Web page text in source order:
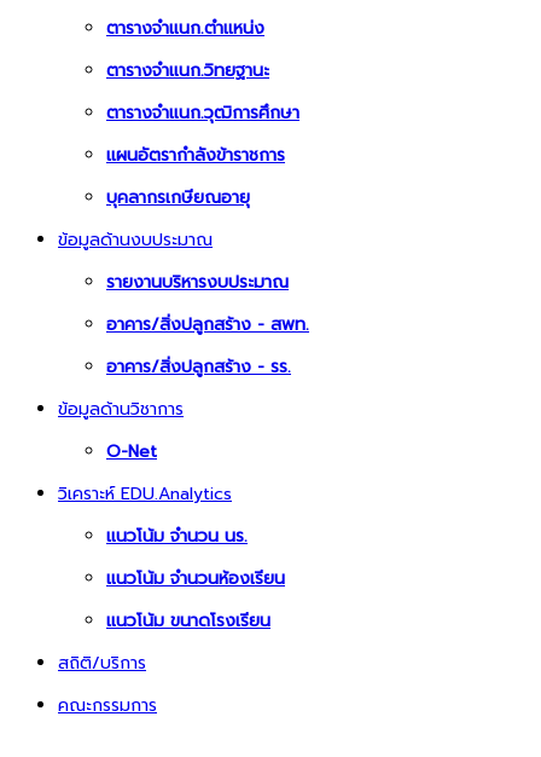
ตารางจำแนก.ตำแหน่ง
ตารางจำแนก.วิทยฐานะ
ตารางจำแนก.วุฒิการศึกษา
แผนอัตรากำลังข้าราชการ
บุคลากรเกษียณอายุ
ข้อมูลด้านงบประมาณ
รายงานบริหารงบประมาณ
อาคาร/สิ่งปลูกสร้าง - สพท.
อาคาร/สิ่งปลูกสร้าง - รร.
ข้อมูลด้านวิชาการ
O-Net
วิเคราะห์ EDU.Analytics
แนวโน้ม จำนวน นร.
แนวโน้ม จำนวนห้องเรียน
แนวโน้ม ขนาดโรงเรียน
สถิติ/บริการ
คณะกรรมการ